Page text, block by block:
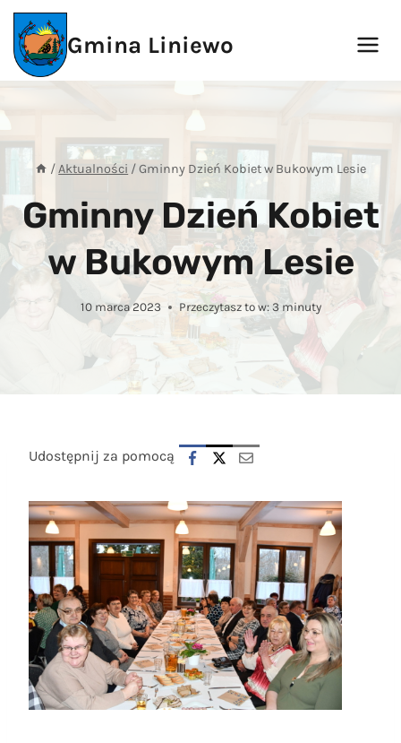
Przejdź
treści
Gmina Liniewo
/Aktualności /Gminny Dzień Kobiet w Bukowym Lesie
Gminny Dzień Kobiet
w Bukowym Lesie
10 marca 2023 Przeczytasz to w:3 minuty
Udostępnij za pomocą